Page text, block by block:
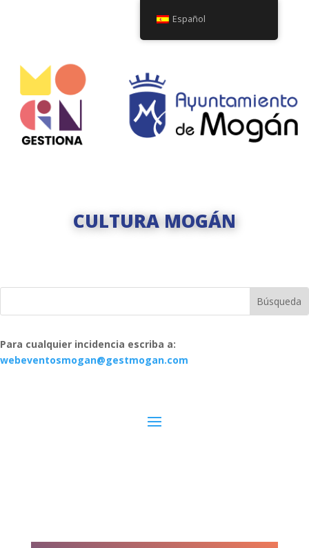
CULTURA MOGÁN
Para cualquier incidencia escriba a:
webeventosmogan@gestmogan.com
Español